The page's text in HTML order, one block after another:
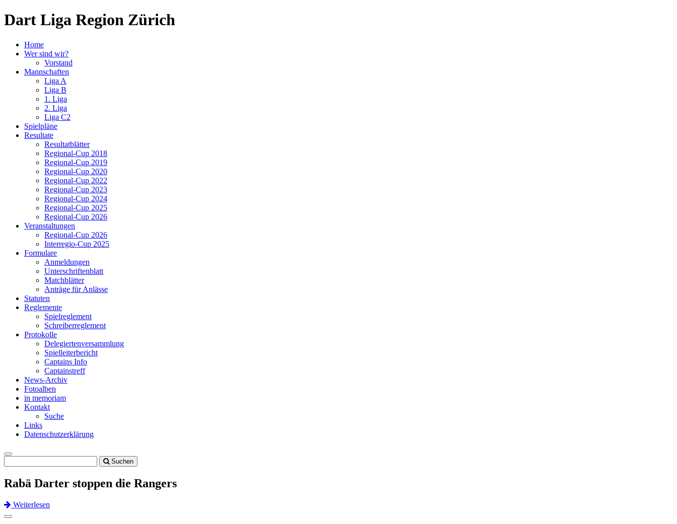
Dart Liga Region Zürich
Home
Wer sind wir?
Vorstand
Mannschaften
Liga A
Liga B
1. Liga
2. Liga
Liga C2
Spielpläne
Resultate
Resultatblätter
Regional-Cup 2018
Regional-Cup 2019
Regional-Cup 2020
Regional-Cup 2022
Regional-Cup 2023
Regional-Cup 2024
Regional-Cup 2025
Regional-Cup 2026
Veranstaltungen
Regional-Cup 2026
Interregio-Cup 2025
Formulare
Anmeldungen
Unterschriftenblatt
Matchblätter
Anträge für Anlässe
Statuten
Reglemente
Spielreglement
Schreiberreglement
Protokolle
Delegiertenversammlung
Spielleiterbericht
Captains Info
Captainstreff
News-Archiv
Fotoalben
in memoriam
Kontakt
Suche
Links
Datenschutzerklärung
Toggle
navigation
Suchen
Rabä Darter stoppen die Rangers
Weiterlesen
Previous
Next
Toggle